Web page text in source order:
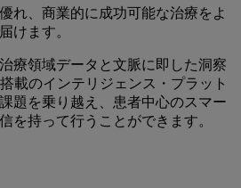
れ、商業的に成功可能な治療をよ
けます。
療領域データと文脈に即した洞察
載のインテリジェンス・プラット
題を乗り越え、患者中心のスマー
を持って行うことができます。